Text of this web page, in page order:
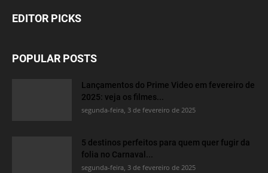
EDITOR PICKS
POPULAR POSTS
Lançamentos do Prime Video em fevereiro de
2025: veja os filmes...
segunda-feira, 3 de fevereiro de 2025
5 destinos perfeitos para quem quer fugir da
folia no Carnaval...
segunda-feira, 3 de fevereiro de 2025